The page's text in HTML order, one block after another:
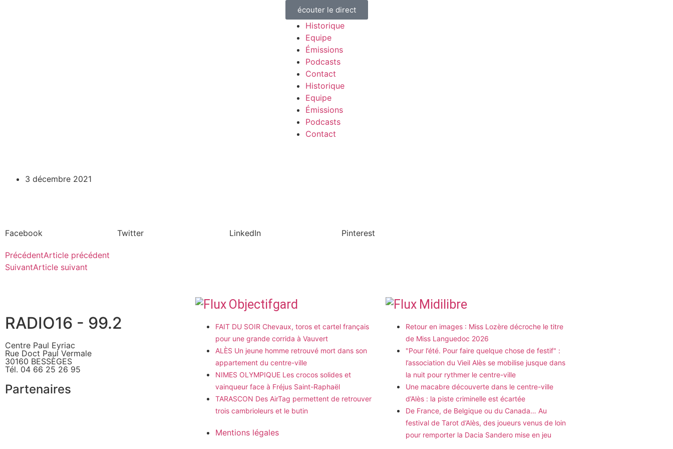
écouter le direct
Historique
Equipe
Émissions
Podcasts
Contact
Historique
Equipe
Émissions
Podcasts
Contact
3 décembre 2021
Facebook Twitter LinkedIn Pinterest
PrécédentArticle précédent
SuivantArticle suivant
RADIO16 - 99.2
Centre Paul Eyriac
Rue Doct Paul Vermale
30160 BESSÈGES
Tél. 04 66 25 26 95
Partenaires
Objectifgard
FAIT DU SOIR Chevaux, toros et cartel français
pour une grande corrida à Vauvert
ALÈS Un jeune homme retrouvé mort dans son
appartement du centre-ville
NIMES OLYMPIQUE Les crocos solides et
vainqueur face à Fréjus Saint-Raphaël
TARASCON Des AirTag permettent de retrouver
trois cambrioleurs et le butin
Mentions légales
Midilibre
Retour en images : Miss Lozère décroche le titre
de Miss Languedoc 2026
"Pour l’été. Pour faire quelque chose de festif" :
l’association du Vieil Alès se mobilise jusque dans
la nuit pour rythmer le centre-ville
Une macabre découverte dans le centre-ville
d’Alès : la piste criminelle est écartée
De France, de Belgique ou du Canada… Au
festival de Tarot d’Alès, des joueurs venus de loin
pour remporter la Dacia Sandero mise en jeu